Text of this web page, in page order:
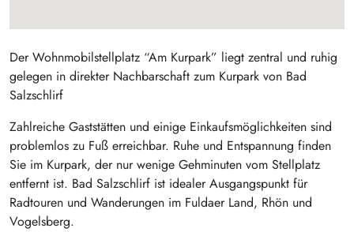
Der Wohnmobilstellplatz “Am Kurpark” liegt zentral und ruhig
gelegen in direkter Nachbarschaft zum Kurpark von Bad
Salzschlirf
Zahlreiche Gaststätten und einige Einkaufsmöglichkeiten sind
problemlos zu Fuß erreichbar. Ruhe und Entspannung finden
Sie im Kurpark, der nur wenige Gehminuten vom Stellplatz
entfernt ist. Bad Salzschlirf ist idealer Ausgangspunkt für
Radtouren und Wanderungen im Fuldaer Land, Rhön und
Vogelsberg.